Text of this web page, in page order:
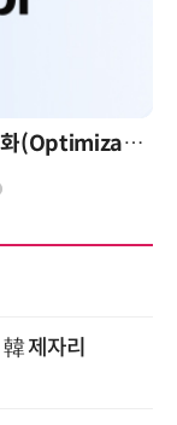
AI 시대의 의사결정을 바꾸는 수리최적화(Optimization): 실제 산업 적용 사례와 활용 전략
제자리